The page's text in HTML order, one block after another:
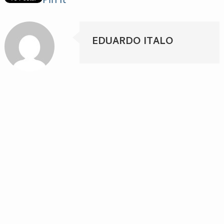
EDUARDO ITALO